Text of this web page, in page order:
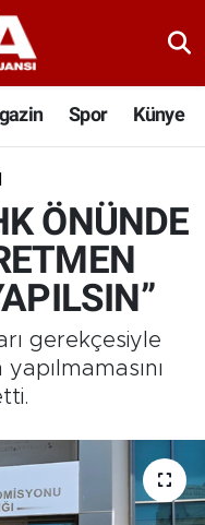
Spor Künye
ÖNÜNDE
gerekçesiyle